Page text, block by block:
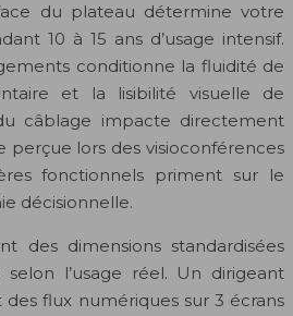
du plateau détermine votre
10 à 15 ans d’usage intensif.
conditionne la fluidité de
et la lisibilité visuelle de
câblage impacte directement
perçue lors des visioconférences
fonctionnels priment sur le
décisionnelle.
des dimensions standardisées
selon l’usage réel. Un dirigeant
flux numériques sur 3 écrans